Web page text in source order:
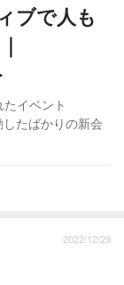
ブで人も
イベント
たばかりの新会
2022/12/29